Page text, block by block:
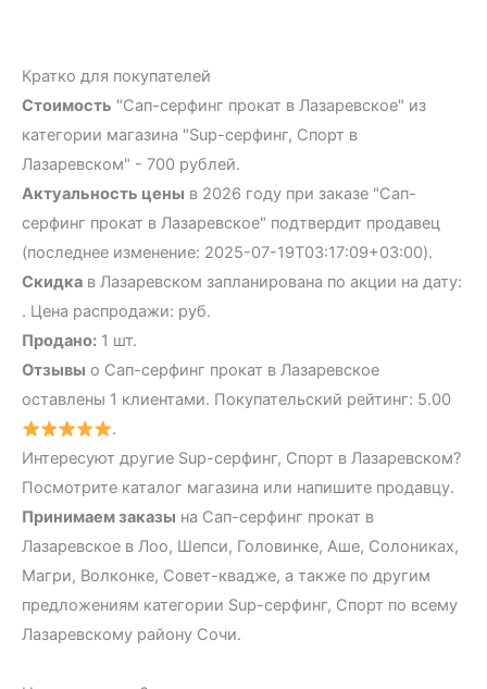
Кратко для покупателей
Стоимость "Сап-серфинг прокат в Лазаревское" из
категории магазина "Sup-серфинг, Спорт в
Лазаревском" - 700 рублей.
Актуальность цены в 2026 году при заказе "Сап-
серфинг прокат в Лазаревское" подтвердит продавец
(последнее изменение: 2025-07-19T03:17:09+03:00).
Скидка в Лазаревском запланирована по акции на дату:
. Цена распродажи: руб.
Продано: 1 шт.
Отзывы о Сап-серфинг прокат в Лазаревское
оставлены 1 клиентами. Покупательский рейтинг: 5.00
.
Интересуют другие Sup-серфинг, Спорт в Лазаревском?
Посмотрите каталог магазина или напишите продавцу.
Принимаем заказы на Сап-серфинг прокат в
Лазаревское в Лоо, Шепси, Головинке, Аше, Солониках,
Магри, Волконке, Совет-квадже, а также по другим
предложениям категории Sup-серфинг, Спорт по всему
Лазаревскому району Сочи.